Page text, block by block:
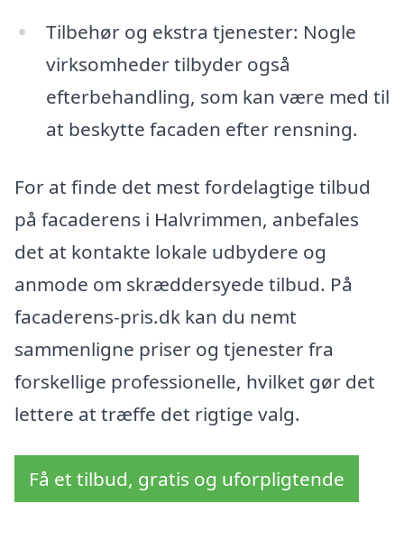
Tilbehør og ekstra tjenester: Nogle
virksomheder tilbyder også
efterbehandling, som kan være med til
at beskytte facaden efter rensning.
For at finde det mest fordelagtige tilbud
på facaderens i Halvrimmen, anbefales
det at kontakte lokale udbydere og
anmode om skræddersyede tilbud. På
facaderens-pris.dk kan du nemt
sammenligne priser og tjenester fra
forskellige professionelle, hvilket gør det
lettere at træffe det rigtige valg.
Få et tilbud, gratis og uforpligtende